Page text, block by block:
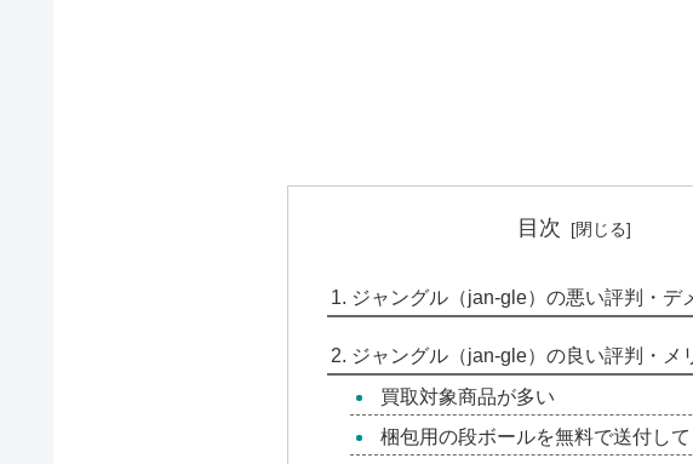
目次
ジャングル（jan-gle）の悪い評判・デ
ジャングル（jan-gle）の良い評判・メ
買取対象商品が多い
梱包用の段ボールを無料で送付し